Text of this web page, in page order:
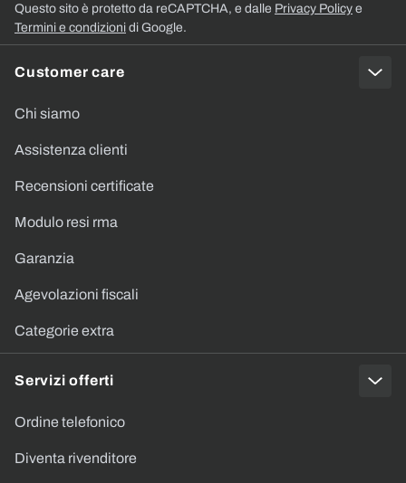
Customer care
Chi siamo
Assistenza clienti
Recensioni certificate
Modulo resi rma
Garanzia
Agevolazioni fiscali
Categorie extra
Servizi offerti
Ordine telefonico
Diventa rivenditore
Questo sito è protetto da reCAPTCHA, e dalle Privacy Policy e
Termini e condizioni di Google.